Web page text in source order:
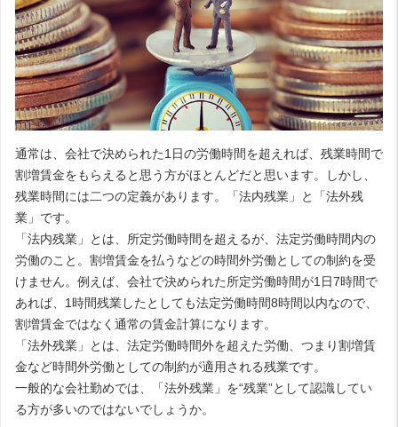
通常は、会社で決められた1日の労働時間を超えれば、残業時間で
割増賃金をもらえると思う方がほとんどだと思います。しかし、
残業時間には二つの定義があります。「法内残業」と「法外残
業」です。
「法内残業」とは、所定労働時間を超えるが、法定労働時間内の
労働のこと。割増賃金を払うなどの時間外労働としての制約を受
けません。例えば、会社で決められた所定労働時間が1日7時間で
あれば、1時間残業したとしても法定労働時間8時間以内なので、
割増賃金ではなく通常の賃金計算になります。
「法外残業」とは、法定労働時間外を超えた労働、つまり割増賃
金など時間外労働としての制約が適用される残業です。
一般的な会社勤めでは、「法外残業」を“残業”として認識してい
る方が多いのではないでしょうか。